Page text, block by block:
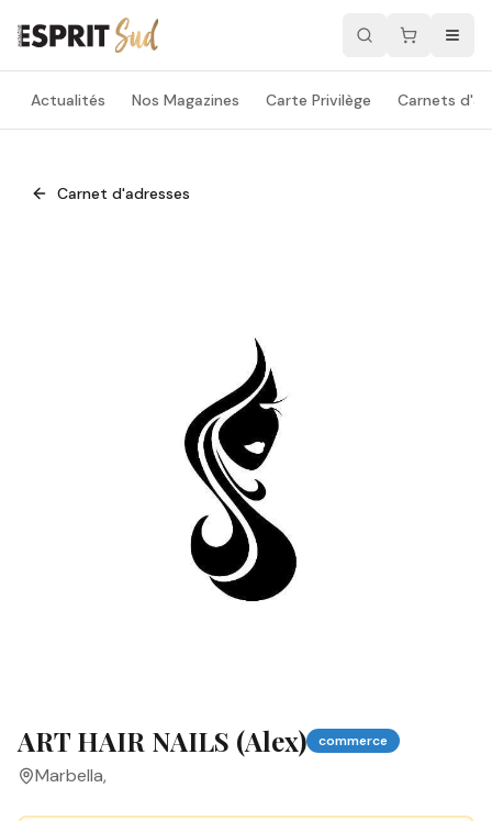
Actualités Nos Magazines Carte Privilège Carnets
Carnet d'adresses
ART HAIR NAILS (Alex) commerce
Marbella,